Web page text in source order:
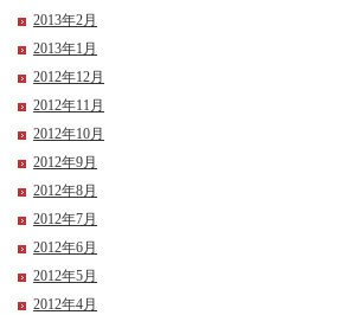
2013年2月
2013年1月
2012年12月
2012年11月
2012年10月
2012年9月
2012年8月
2012年7月
2012年6月
2012年5月
2012年4月